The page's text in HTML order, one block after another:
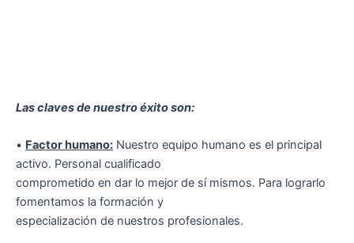
Las claves de nuestro éxito son:
• Factor humano: Nuestro equipo humano es el principal
activo. Personal cualificado
comprometido en dar lo mejor de sí mismos. Para lograrlo
fomentamos la formación y
especialización de nuestros profesionales.